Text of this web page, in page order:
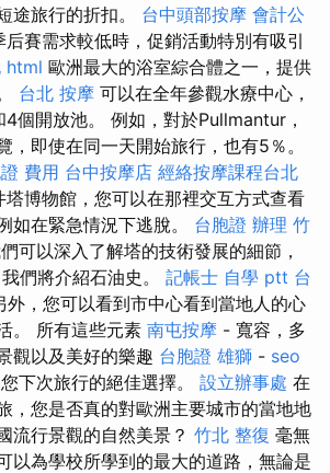
途旅行的折扣。 台中頭部按摩 會計公
后賽需求較低時，促銷活動特別有吸引
html 歐洲最大的浴室綜合體之一，提供
台北 按摩 可以在全年參觀水療中心，
個開放池。 例如，對於Pullmantur，
，即使在同一天開始旅行，也有5％。
費用 台中按摩店 經絡按摩課程台北
塔博物館，您可以在那裡交互方式查看
如在緊急情況下逃脫。 台胞證 辦理 竹
可以深入了解塔的技術發展的細節，
們將介紹石油史。 記帳士 自學 ptt 台
外，您可以看到市中心看到當地人的心
。 所有這些元素 南屯按摩 - 寬容，多
觀以及美好的樂趣 台胞證 雄獅 - seo
下次旅行的絕佳選擇。 設立辦事處 在
，您是否真的對歐洲主要城市的當地地
流行景觀的自然美景？ 竹北 整復 毫無
以為學校所學到的最大的道路，無論是